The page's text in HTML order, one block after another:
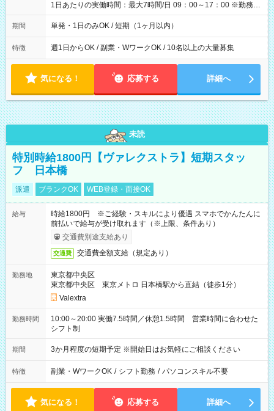
1日あたりの実働時間：最大7時間/日 09：00～17：00 ※勤務時
間は 試験により異なります。
期間 単発・1日のみOK / 短期（1ヶ月以内）
特徴 週1日からOK / 副業・WワークOK / 10名以上の大量募集
気になる！ 応募する 詳細へ
未読
特別時給1800円【ヴァレクストラ】短期スタッ
フ 日本橋
派遣 ブランクOK WEB登録・面接OK
給与
時給1800円 ※ご経験・スキルにより優遇 スマホでかんたんに
前払いで給与が受け取れます（※上限、条件あり）
交通費別途支給あり
交通費 交通費全額支給（規定あり）
勤務地
東京都中央区
東京都中央区 東京メトロ 日本橋駅から直結（徒歩1分）
Valextra
勤務時間
10:00～20:00 実働7.5時間／休憩1.5時間 営業時間に合わせた
シフト制
期間 3か月程度の短期予定 ※開始日はお気軽にご相談ください
特徴 副業・WワークOK / シフト勤務 / パソコンスキル不要
気になる！ 応募する 詳細へ